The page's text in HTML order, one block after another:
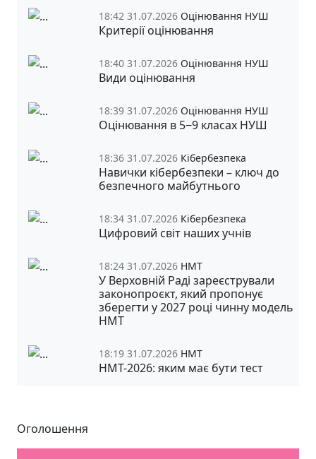
18:42 31.07.2026 Оцінювання НУШ
Критерії оцінювання
18:40 31.07.2026 Оцінювання НУШ
Види оцінювання
18:39 31.07.2026 Оцінювання НУШ
Оцінювання в 5‒9 класах НУШ
18:36 31.07.2026 Кібербезпека
Навички кібербезпеки – ключ до
безпечного майбутнього
18:34 31.07.2026 Кібербезпека
Цифровий світ наших учнів
18:24 31.07.2026 НМТ
У Верховній Раді зареєстрували
законопроєкт, який пропонує
зберегти у 2027 році чинну модель
НМТ
18:19 31.07.2026 НМТ
НМТ-2026: яким має бути тест
Оголошення